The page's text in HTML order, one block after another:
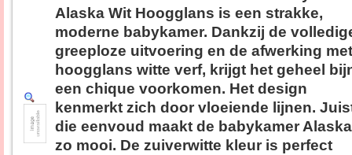
Alaska Wit Hoogglans is een strakke,
moderne babykamer. Dankzij de
greeploze uitvoering en de afwerking met
hoogglans witte verf, krijgt het geheel
een chique voorkomen. Het design
kenmerkt zich door vloeiende lijnen.
die eenvoud maakt de babykamer Alaska
zo mooi. De zuiverwitte kleur is perfect